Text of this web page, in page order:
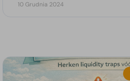
10 Grudnia 2024